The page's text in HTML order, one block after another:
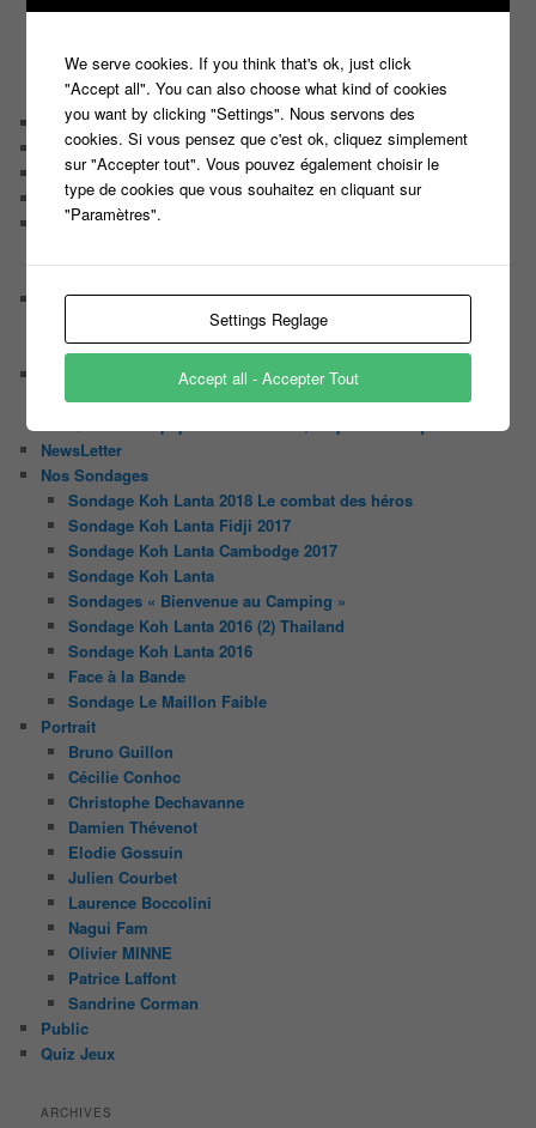
N’oubliez Pas Les Paroles
Tout le monde veut prendre sa place
Chaine Youtube
Contact
Il était une fois ….
Le candidat masqué
Le trombinoscope des Joueurs
Serge le candidat qui a peur du noir.
Les coulisses des jeux
Les caméras d’un jeu plateau
Un plateau de jeu télévisé coûte cher, mais pourquoi ?
Les interviews de Lora
Quand Lora rencontre Aline elles parlent de quoi ?
NewsLetter
Nos Sondages
Sondage Koh Lanta 2018 Le combat des héros
Sondage Koh Lanta Fidji 2017
Sondage Koh Lanta Cambodge 2017
Sondage Koh Lanta
Sondages « Bienvenue au Camping »
Sondage Koh Lanta 2016 (2) Thailand
Sondage Koh Lanta 2016
Face à la Bande
Sondage Le Maillon Faible
Portrait
Bruno Guillon
Cécilie Conhoc
Christophe Dechavanne
Damien Thévenot
Elodie Gossuin
Julien Courbet
Laurence Boccolini
Nagui Fam
Olivier MINNE
Patrice Laffont
Sandrine Corman
Public
Quiz Jeux
ARCHIVES
We serve cookies. If you think that's ok, just click
"Accept all". You can also choose what kind of cookies
you want by clicking "Settings". Nous servons des
cookies. Si vous pensez que c'est ok, cliquez simplement
sur "Accepter tout". Vous pouvez également choisir le
type de cookies que vous souhaitez en cliquant sur
"Paramètres".
Settings Reglage
Accept all - Accepter Tout